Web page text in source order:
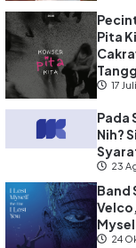
Pita
17
Pada
Nih?
23
Band
24